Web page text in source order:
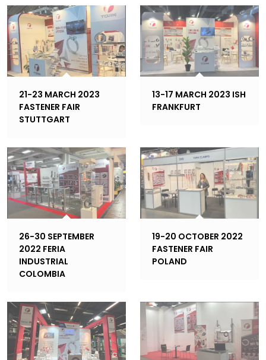
21-23 MARCH 2023
FASTENER FAIR
STUTTGART
13-17 MARCH 2023 ISH
FRANKFURT
26-30 SEPTEMBER
2022 FERIA
INDUSTRIAL
COLOMBIA
19-20 OCTOBER 2022
FASTENER FAIR
POLAND